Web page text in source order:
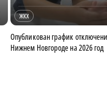
ЖКХ
Опубликован график
Нижнем Новгороде на 2026 год